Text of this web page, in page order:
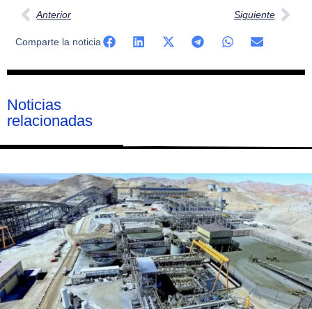
Anterior Siguiente
Comparte la noticia
Noticias
relacionadas
Página
Página
Página
Página
Página